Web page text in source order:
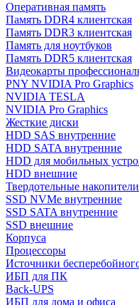
Оперативная память
Память DDR4 клиентская
Память DDR3 клиентская
Память для ноутбуков
Память DDR5 клиентская
Видеокарты
PNY NVIDIA Pro Graphics
NVIDIA TESLA
NVIDIA Pro Graphics
Жесткие диски
HDD SAS внутренние
HDD SATA внутренние
HDD для мобильных
HDD внешние
Твердотельные
SSD NVMe внутренние
SSD SATA внутренние
SSD внешние
Корпуса
Процессоры
Источники
ИБП для ПК
Back-UPS
ИБП для дома и офиса